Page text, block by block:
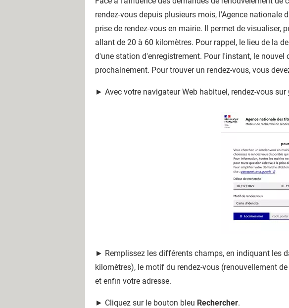
rendez-vous depuis plusieurs mois, l'Agence nationale
prise de rendez-vous en mairie. Il permet de visualiser,
allant de 20 à 60 kilomètres. Pour rappel, le lieu de la
d'une station d'enregistrement. Pour l'instant, le nouvel
prochainement. Pour trouver un rendez-vous, vous
► Avec votre navigateur Web habituel, rendez-vous sur
► Remplissez les différents champs, en indiquant les
kilomètres), le motif du rendez-vous (renouvellement
et enfin votre adresse.
► Cliquez sur le bouton bleu Rechercher.